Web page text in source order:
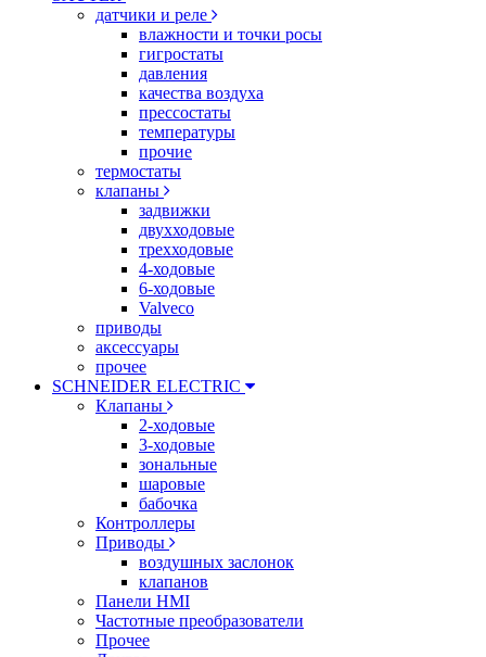
датчики и реле
влажности и точки росы
гигростаты
давления
качества воздуха
прессостаты
температуры
прочие
термостаты
клапаны
задвижки
двухходовые
трехходовые
4-ходовые
6-ходовые
Valveco
приводы
аксессуары
прочее
SCHNEIDER ELECTRIC
Клапаны
2-ходовые
3-ходовые
зональные
шаровые
бабочка
Контроллеры
Приводы
воздушных заслонок
клапанов
Панели HMI
Частотные преобразователи
Прочее